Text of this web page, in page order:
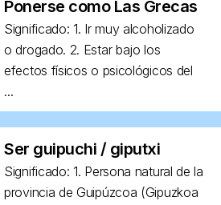
Ponerse como Las Grecas
Significado: 1. Ir muy alcoholizado
o drogado. 2. Estar bajo los
efectos físicos o psicológicos del
Ser guipuchi / giputxi
Significado: 1. Persona natural de la
provincia de Guipúzcoa (Gipuzkoa